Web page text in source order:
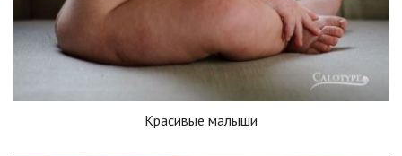
Красивые малыши